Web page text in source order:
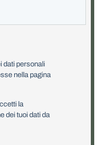
dati personali
nella pagina
la
dei tuoi dati da